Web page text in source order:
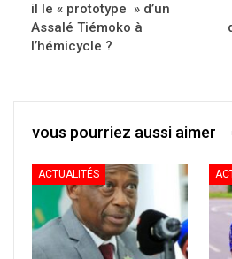
il le « prototype » d’un
Assalé Tiémoko à
l’hémicycle ?
vous pourriez aussi aimer
ACTUALITÉS